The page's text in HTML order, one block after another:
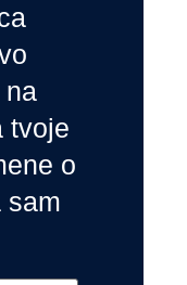
na
tvoje
o
sam